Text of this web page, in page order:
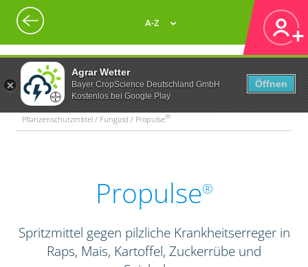
Agrar Wetter
Bayer CropScience Deutschland GmbH
Kostenlos bei Google Play
Öffnen
A-Z
Pflanzenschutzmittel / Fungizid / Propulse®
Propulse®
Spritzmittel gegen pilzliche Krankheitserreger in
Raps, Mais, Kartoffel, Zuckerrübe und